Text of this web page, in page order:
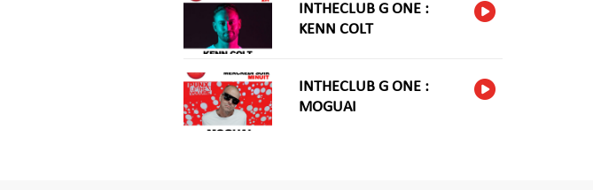
INTHECLUB G ONE :
KENN COLT
INTHECLUB G ONE :
MOGUAI